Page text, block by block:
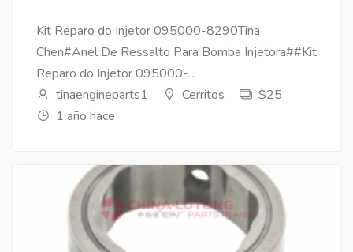
Kit Reparo do Injetor 095000-8290Tina
Chen#Anel De Ressalto Para Bomba Injetora##Kit
Reparo do Injetor 095000-...
tinaengineparts1
Cerritos
$25
1 año hace